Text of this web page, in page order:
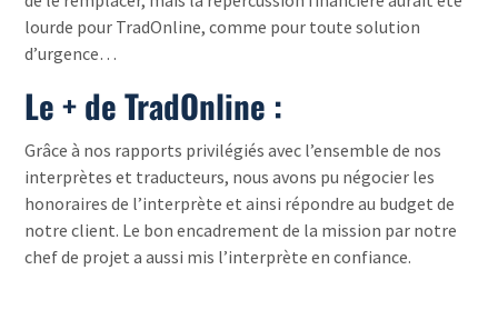
lourde pour TradOnline, comme pour toute solution
d’urgence…
Le + de TradOnline :
Grâce à nos rapports privilégiés avec l’ensemble de nos
interprètes et traducteurs, nous avons pu négocier les
honoraires de l’interprète et ainsi répondre au budget de
notre client. Le bon encadrement de la mission par notre
chef de projet a aussi mis l’interprète en confiance.